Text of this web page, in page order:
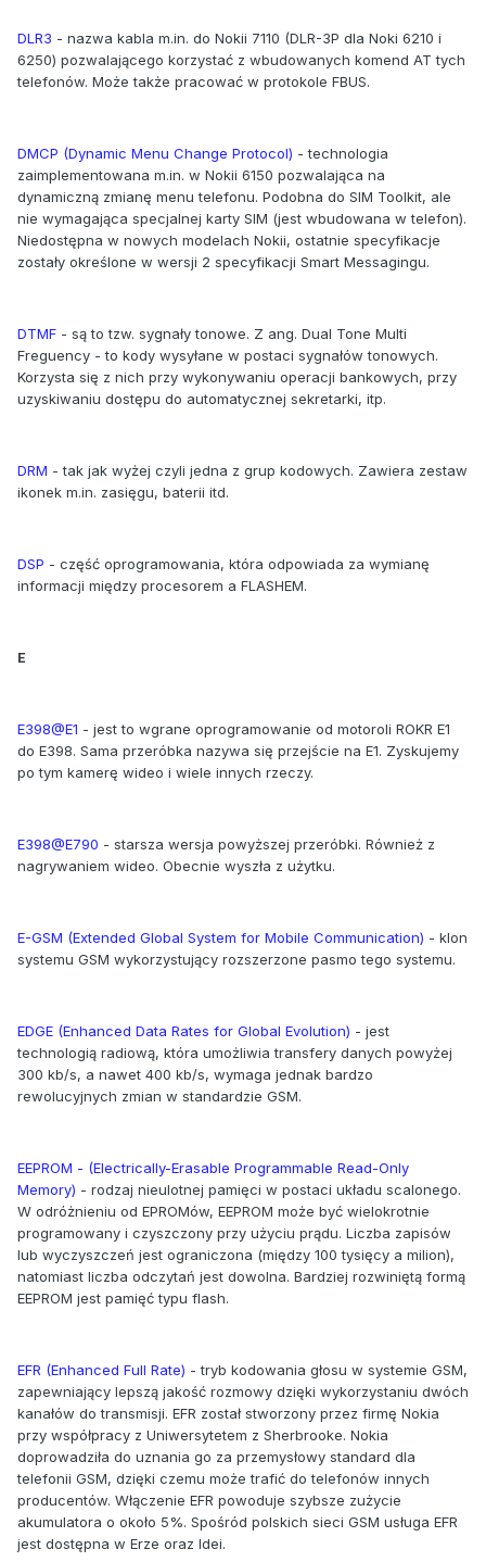
DLR3 - nazwa kabla m.in. do Nokii 7110 (DLR-3P dla Noki 6210 i
6250) pozwalającego korzystać z wbudowanych komend AT tych
telefonów. Może także pracować w protokole FBUS.
DMCP (Dynamic Menu Change Protocol) - technologia
zaimplementowana m.in. w Nokii 6150 pozwalająca na
dynamiczną zmianę menu telefonu. Podobna do SIM Toolkit, ale
nie wymagająca specjalnej karty SIM (jest wbudowana w telefon).
Niedostępna w nowych modelach Nokii, ostatnie specyfikacje
zostały określone w wersji 2 specyfikacji Smart Messagingu.
DTMF - są to tzw. sygnały tonowe. Z ang. Dual Tone Multi
Freguency - to kody wysyłane w postaci sygnałów tonowych.
Korzysta się z nich przy wykonywaniu operacji bankowych, przy
uzyskiwaniu dostępu do automatycznej sekretarki, itp.
DRM - tak jak wyżej czyli jedna z grup kodowych. Zawiera zestaw
ikonek m.in. zasięgu, baterii itd.
DSP - część oprogramowania, która odpowiada za wymianę
informacji między procesorem a FLASHEM.
E
E398@E1 - jest to wgrane oprogramowanie od motoroli ROKR E1
do E398. Sama przeróbka nazywa się przejście na E1. Zyskujemy
po tym kamerę wideo i wiele innych rzeczy.
E398@E790 - starsza wersja powyższej przeróbki. Również z
nagrywaniem wideo. Obecnie wyszła z użytku.
E-GSM (Extended Global System for Mobile Communication) - klon
systemu GSM wykorzystujący rozszerzone pasmo tego systemu.
EDGE (Enhanced Data Rates for Global Evolution) - jest
technologią radiową, która umożliwia transfery danych powyżej
300 kb/s, a nawet 400 kb/s, wymaga jednak bardzo
rewolucyjnych zmian w standardzie GSM.
EEPROM - (Electrically-Erasable Programmable Read-Only
Memory) - rodzaj nieulotnej pamięci w postaci układu scalonego.
W odróżnieniu od EPROMów, EEPROM może być wielokrotnie
programowany i czyszczony przy użyciu prądu. Liczba zapisów
lub wyczyszczeń jest ograniczona (między 100 tysięcy a milion),
natomiast liczba odczytań jest dowolna. Bardziej rozwiniętą formą
EEPROM jest pamięć typu flash.
EFR (Enhanced Full Rate) - tryb kodowania głosu w systemie GSM,
zapewniający lepszą jakość rozmowy dzięki wykorzystaniu dwóch
kanałów do transmisji. EFR został stworzony przez firmę Nokia
przy współpracy z Uniwersytetem z Sherbrooke. Nokia
doprowadziła do uznania go za przemysłowy standard dla
telefonii GSM, dzięki czemu może trafić do telefonów innych
producentów. Włączenie EFR powoduje szybsze zużycie
akumulatora o około 5%. Spośród polskich sieci GSM usługa EFR
jest dostępna w Erze oraz Idei.